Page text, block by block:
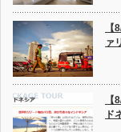
ァ
ド